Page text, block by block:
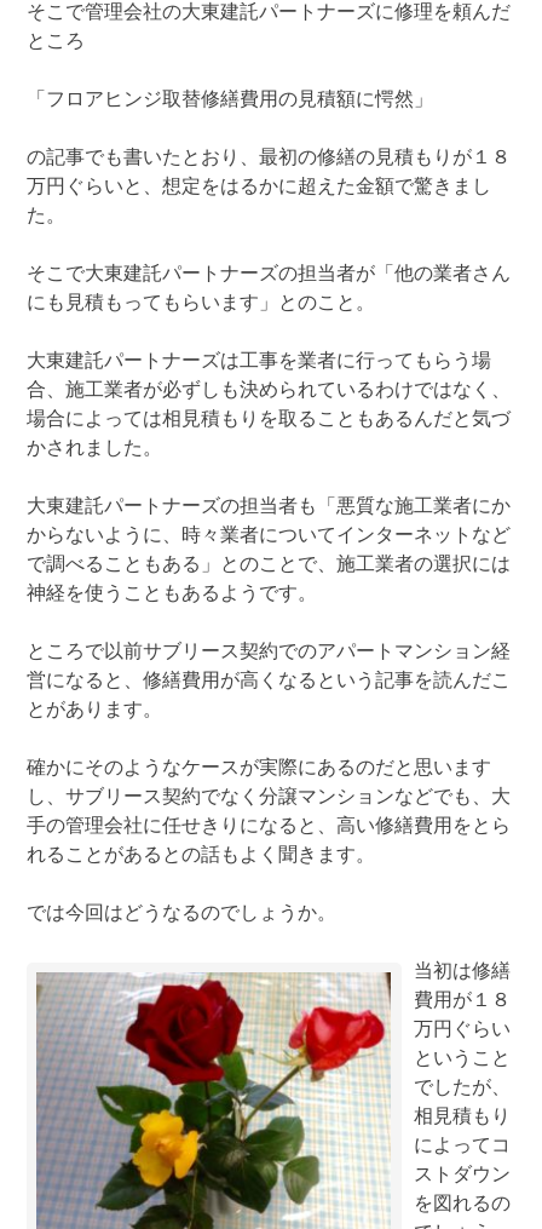
そこで管理会社の大東建託パートナーズに修理を頼んだ
ところ
「フロアヒンジ取替修繕費用の見積額に愕然」
の記事でも書いたとおり、最初の修繕の見積もりが１８
万円ぐらいと、想定をはるかに超えた金額で驚きまし
た。
そこで大東建託パートナーズの担当者が「他の業者さん
にも見積もってもらいます」とのこと。
大東建託パートナーズは工事を業者に行ってもらう場
合、施工業者が必ずしも決められているわけではなく、
場合によっては相見積もりを取ることもあるんだと気づ
かされました。
大東建託パートナーズの担当者も「悪質な施工業者にか
からないように、時々業者についてインターネットなど
で調べることもある」とのことで、施工業者の選択には
神経を使うこともあるようです。
ところで以前サブリース契約でのアパートマンション経
営になると、修繕費用が高くなるという記事を読んだこ
とがあります。
確かにそのようなケースが実際にあるのだと思います
し、サブリース契約でなく分譲マンションなどでも、大
手の管理会社に任せきりになると、高い修繕費用をとら
れることがあるとの話もよく聞きます。
では今回はどうなるのでしょうか。
当初は修繕
費用が１８
万円ぐらい
ということ
でしたが、
相見積もり
によってコ
ストダウン
を図れるの